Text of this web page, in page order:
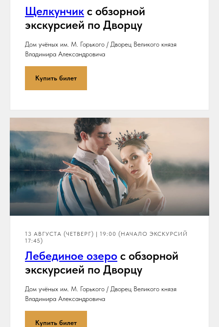
Щелкунчик с обзорной
экскурсией по Дворцу
Дом учёных им. М. Горького / Дворец Великого князя
Владимира Александровича
Купить билет
13 АВГУСТА (ЧЕТВЕРГ) | 19:00 (НАЧАЛО ЭКСКУРСИЙ
17:45)
Лебединое озеро с обзорной
экскурсией по Дворцу
Дом учёных им. М. Горького / Дворец Великого князя
Владимира Александровича
Купить билет